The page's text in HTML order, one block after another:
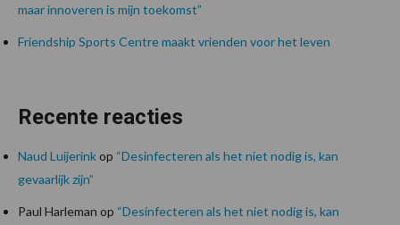
maar innoveren is mijn toekomst”
Friendship Sports Centre maakt vrienden voor het leven
Recente reacties
Naud Luijerinkop “Desinfecteren als het niet nodig is, kan
gevaarlijk zijn”
Paul Harleman op “Desinfecteren als het niet nodig is, kan